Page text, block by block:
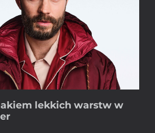
lekkich warstw w